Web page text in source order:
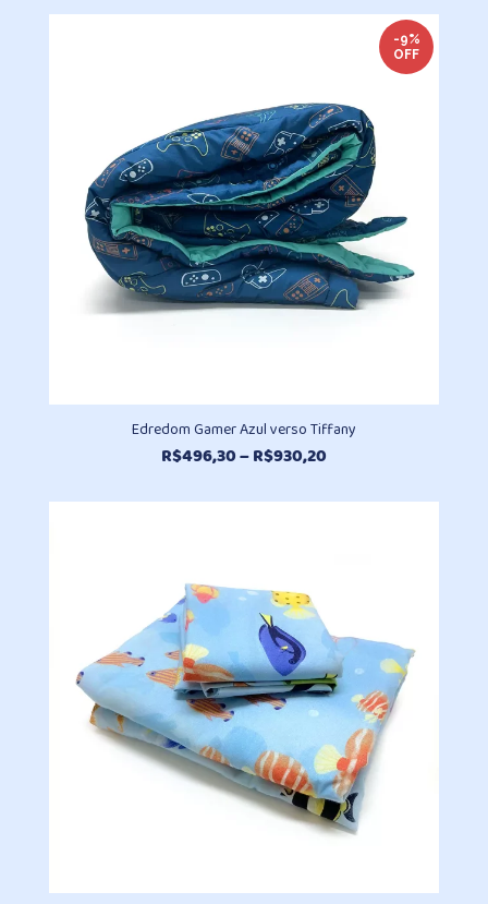
preço:
R$598,60
através
-9%
OFF
Edredom Gamer Azul verso Tiffany
R$496,30–R$930,20Faixa
preço: